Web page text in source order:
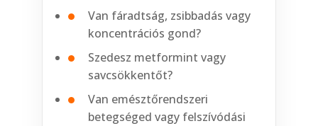
Van fáradtság, zsibbadás vagy
koncentrációs gond?
Szedesz metformint vagy
savcsökkentőt?
Van emésztőrendszeri
betegséged vagy felszívódási